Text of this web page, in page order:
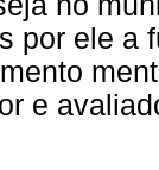
por ele a
e